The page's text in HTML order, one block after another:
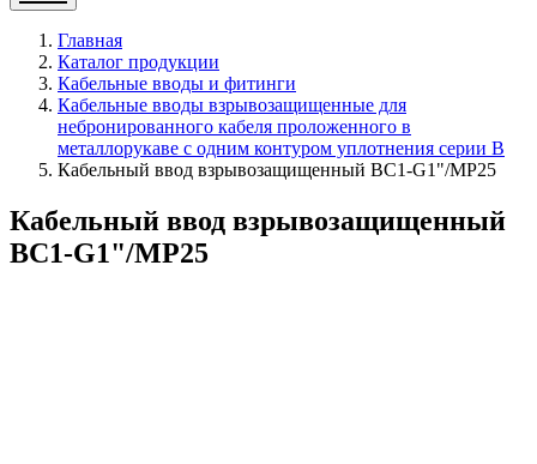
Главная
Каталог продукции
Кабельные вводы и фитинги
Кабельные вводы взрывозащищенные для
небронированного кабеля проложенного в
металлорукаве с одним контуром уплотнения серии В
Кабельный ввод взрывозащищенный ВС1-G1"/МР25
Кабельный ввод взрывозащищенный
ВС1-G1"/МР25